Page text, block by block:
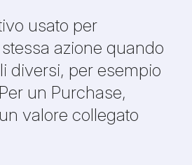
usato per
azione quando
diversi, per esempio
un Purchase,
valore collegato